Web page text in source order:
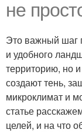
не
Это важный шаг
и удобного
территорию, но
создают тень,
микроклимат и
статье
целей, и на что